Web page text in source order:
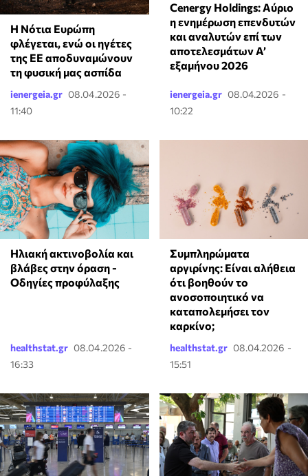
Η Νότια Ευρώπη
φλέγεται, ενώ οι ηγέτες
της ΕΕ αποδυναμώνουν
τη φυσική μας ασπίδα
ienergeia.gr 08.04.2026 -
11:40
Cenergy Holdings: Αύριο
η ενημέρωση επενδυτών
και αναλυτών επί των
αποτελεσμάτων A’
εξαμήνου 2026
ienergeia.gr 08.04.2026 -
10:22
Ηλιακή ακτινοβολία και
βλάβες στην όραση -
Οδηγίες προφύλαξης
healthstat.gr 08.04.2026 -
16:33
⁠Συμπληρώματα
αργιρίνης: Είναι αλήθεια
ότι βοηθούν το
ανοσοποιητικό να
καταπολεμήσει τον
καρκίνο;
healthstat.gr 08.04.2026 -
15:51